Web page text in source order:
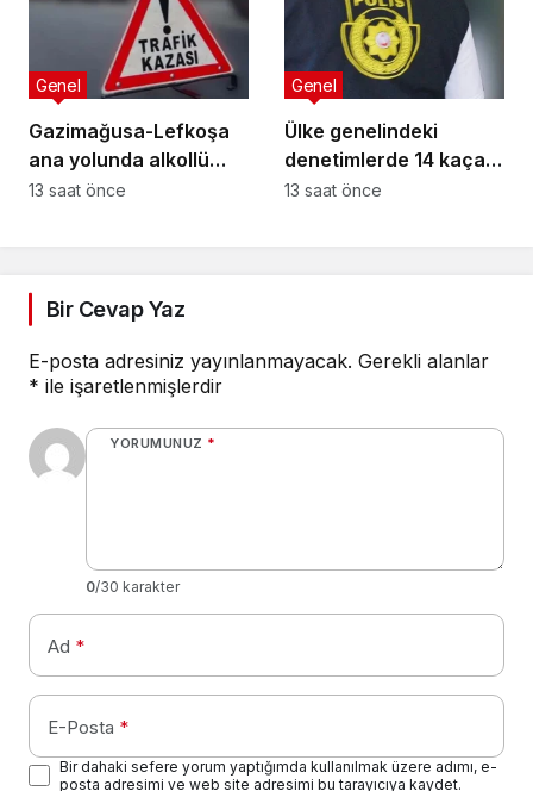
Gazimağusa-Lefkoşa
ana yolunda alkollü
sürücü takla attı:
Genel
13 saat önce
Ülke genelindeki
denetimlerde 14 kaçak
yakalandı
Genel
13 saat önce
Bir Cevap Yaz
E-posta adresiniz yayınlanmayacak. Gerekli alanlar
* ile işaretlenmişlerdir
YORUMUNUZ *
0/30 karakter
Ad *
E-Posta *
Bir dahaki sefere yorum yaptığımda kullanılmak üzere adımı, e-
posta adresimi ve web site adresimi bu tarayıcıya kaydet.